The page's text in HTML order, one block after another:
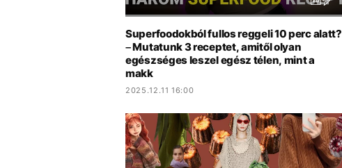
Superfoodokból fullos reggeli 10 perc alatt?
– Mutatunk 3 receptet, amitől olyan
egészséges leszel egész télen, mint a
makk
2025.12.11 16:00